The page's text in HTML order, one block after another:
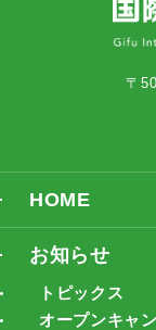
〒
HOME
お知らせ
トピックス
オープンキャ